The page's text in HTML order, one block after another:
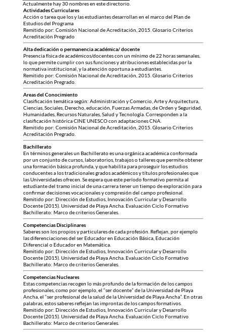
Actualmente hay 30 nombres en este directorio.
Actividades Curriculares
Acción o tarea que los y las estudiantes desarrollan en el marco del Plan de
Estudios del Programa
Remitido por: Comisión Nacional de Acreditación, 2015. Glosario Criterios
Acreditación Pregrado
Alta dedicación o permanencia académica/ docente
Presencia física de académicos/docentes con un mínimo de 22 horas semanales,
lo que permite cumplir con sus funciones y atribuciones establecidas por la
normativa institucional, y la atención oportuna a estudiantes.
Remitido por: Comisión Nacional de Acreditación, 2015. Glosario Criterios
Acreditación Pregrado.
Areas del Conocimiento
Clasificación temática según: Administración y Comercio, Arte y Arquitectura,
Ciencias, Sociales, Derecho, educación, Fuerzas Armadas, de Orden y Seguridad,
Humanidades, Recursos Naturales, Salud y Tecnología. Corresponden a la
clasificación histórica CINE UNESCO con adaptaciones CNA.
Remitido por: Comisión Nacional de Acreditación, 2015. Glosario Criterios
Acreditación Pregrado.
Bachillerato
En términos generales un Bachillerato es una orgánica académica conformada
por un conjunto de cursos, laboratorios, trabajos o talleres que permite obtener
una formación básica profunda, y que habilita para proseguir los estudios
conducentes a los tradicionales grados académicos y títulos profesionales que
las Universidades ofrecen. Se espera que este período formativo permita al
estudiante del tramo inicial de una carrera tener un tiempo de exploración para
confirmar decisiones vocacionales y compresión del campo profesional.
Remitido por: Dirección de Estudios, Innovación Curricular y Desarrollo
Docente (2015). Universidad de Playa Ancha. Evaluación Ciclo Formativo
Bachillerato: Marco de criterios Generales.
Competencias Disciplinares
Saberes son los propios y particulares de cada profesión. Reflejan, por ejemplo
las diferenciaciones del ser Educador en Educación Básica, Educación
Diferencial o Educador en Matemática.
Remitido por: Dirección de Estudios, Innovación Curricular y Desarrollo
Docente (2015). Universidad de Playa Ancha. Evaluación Ciclo Formativo
Bachillerato: Marco de criterios Generales.
Competencias Nucleares
Estas competencias recogen lo más profundo de la formación de los campos
profesionales, como por ejemplo, el “ser docente” de la Universidad de Playa
Ancha, el “ser profesional de la salud de la Universidad de Playa Ancha”. En otras
palabras, estos saberes reflejan las improntas de los campos formativos.
Remitido por: Dirección de Estudios, Innovación Curricular y Desarrollo
Docente (2015). Universidad de Playa Ancha. Evaluación Ciclo Formativo
Bachillerato: Marco de criterios Generales.